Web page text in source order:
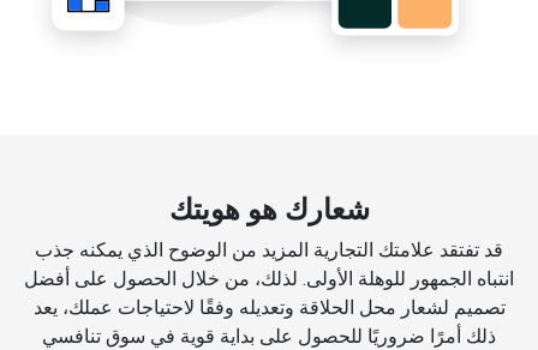
شعارك هو هويتك
قد تفتقد علامتك التجارية المزيد من الوضوح الذي يمكنه جذب
انتباه الجمهور للوهلة الأولى. لذلك، من خلال الحصول على أفضل
تصميم لشعار محل الحلاقة وتعديله وفقًا لاحتياجات عملك، يعد
ذلك أمرًا ضروريًا للحصول على بداية قوية في سوق تنافسي